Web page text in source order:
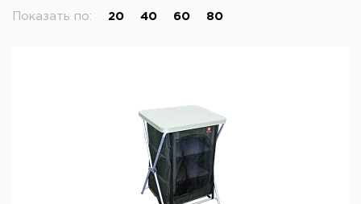
Показать по: 20 40 60 80